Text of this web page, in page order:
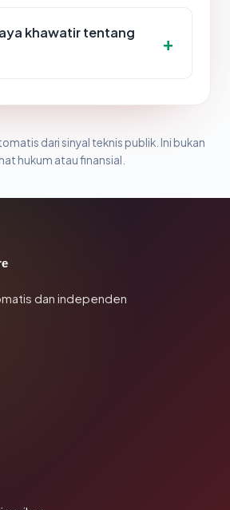
khawatir tentang
dari sinyal teknis publik. Ini bukan
hukum atau finansial.
dan independen